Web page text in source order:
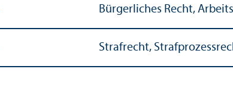
Bürgerliches Recht,
Strafrecht,